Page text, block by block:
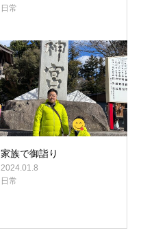
日常
家族で御詣り
2024.01.8
日常